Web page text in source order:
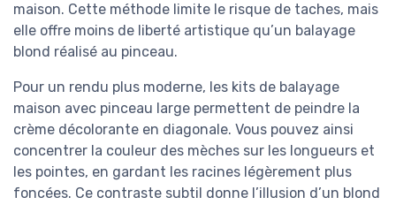
maison. Cette méthode limite le risque de taches, mais
elle offre moins de liberté artistique qu’un balayage
blond réalisé au pinceau.
Pour un rendu plus moderne, les kits de balayage
maison avec pinceau large permettent de peindre la
crème décolorante en diagonale. Vous pouvez ainsi
concentrer la couleur des mèches sur les longueurs et
les pointes, en gardant les racines légèrement plus
foncées. Ce contraste subtil donne l’illusion d’un blond